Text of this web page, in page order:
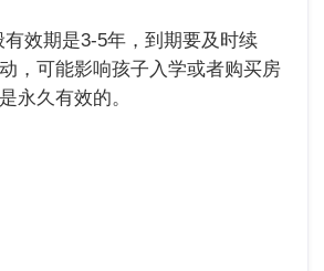
有效期是3-5年，到期要及时续
，可能影响孩子入学或者购买房
永久有效的。